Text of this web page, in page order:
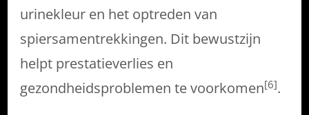
urinekleur en het optreden van
spiersamentrekkingen. Dit bewustzijn
helpt prestatieverlies en
gezondheidsproblemen te voorkomen[6].